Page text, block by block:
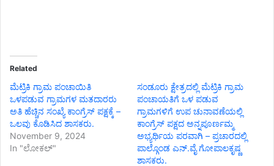
Related
ಮೆಟ್ರಿಕಿ ಗ್ರಾಮ ಪಂಚಾಯಿತಿ
ಒಳಪಡುವ ಗ್ರಾಮಗಳ ಮತದಾರರು
ಅತಿ ಹೆಚ್ಚಿನ ಸಂಖ್ಯೆ ಕಾಂಗ್ರೆಸ್ ಪಕ್ಷಕ್ಕೆ –
ಒಲವು ಕೊಡಿಸಿದ ಶಾಸಕರು.
November 9, 2024
In "ಲೋಕಲ್"
ಸಂಡೂರು ಕ್ಷೇತ್ರದಲ್ಲಿ ಮೆಟ್ರಿಕಿ ಗ್ರಾಮ
ಪಂಚಾಯತಿಗೆ ಒಳ ಪಡುವ
ಗ್ರಾಮಗಳಿಗೆ ಉಪ ಚುನಾವಣೆಯಲ್ಲಿ
ಕಾಂಗ್ರೆಸ್ ಪಕ್ಷದ ಅನ್ನಪೂರ್ಣಮ್ಮ
ಅಭ್ಯರ್ಥಿಯ ಪರವಾಗಿ – ಪ್ರಚಾರದಲ್ಲಿ
ಪಾಲ್ಗೊಂಡ ಎನ್.ವೈ ಗೋಪಾಲಕೃಷ್ಣ
ಶಾಸಕರು.